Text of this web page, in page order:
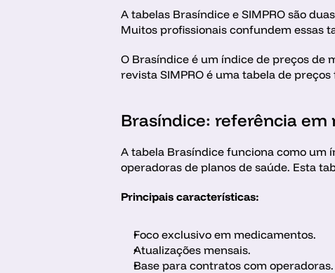
A tabelas Brasíndice e SIMPRO são
Muitos profissionais confundem essas
O Brasíndice é um índice de preços de
revista SIMPRO é uma tabela de
Brasíndice: referência
A tabela Brasíndice funciona como um
operadoras de planos de saúde. Esta
Principais características:
Foco exclusivo em medicamentos.
Atualizações mensais.
Base para contratos com operadoras.